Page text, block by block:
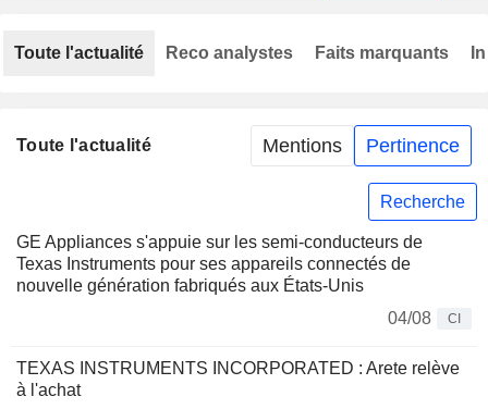
Toute l'actualité Mentions Pertinence
Recherche
GE Appliances s'appuie sur les semi-conducteurs de
Texas Instruments pour ses appareils connectés de
nouvelle génération fabriqués aux États-Unis
04/08
CI
TEXAS INSTRUMENTS INCORPORATED : Arete relève
à l'achat
Toute l'actualité Reco analystes Faits marquants